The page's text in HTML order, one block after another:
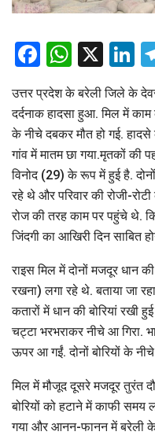
Facebook
X
उत्तर प्रदेश के बरेली जिले के
दर्दनाक हादसा हुआ. मिल में काम
के नीचे दबकर मौत हो गई.
गांव में मातम छा गया.मृतकों की
विनोद (29) के रूप में हुई है.
रहे थे और परिवार की रोजी-
रोज की तरह काम पर पहुंचे थे.
जिंदगी का आखिरी दिन साबित
राइस मिल में दोनों मजदूर धान
रखना) लगा रहे थे. बताया जा
कतारों में धान की बोरियां रखी
चट्टा भरभराकर नीचे आ गिरा.
ऊपर आ गईं. दोनों बोरियों के
मिल में मौजूद दूसरे मजदूर तुरंत
बोरियों को हटाने में काफी समय
गया और आनन-फानन में बरेली के